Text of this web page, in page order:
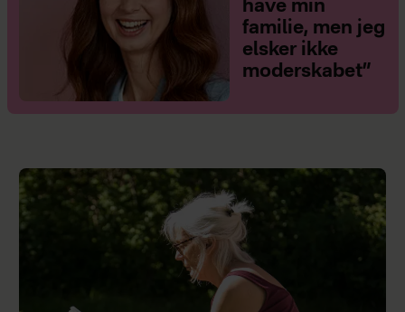
have min
familie, men jeg
elsker ikke
moderskabet”